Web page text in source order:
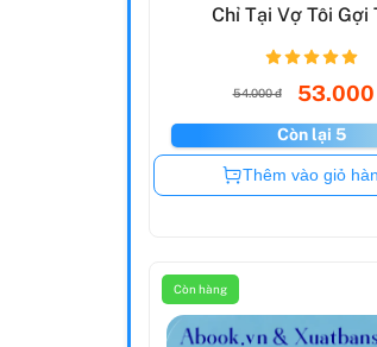
Chỉ Tại Vợ Tôi Gợi
54.000 đ 53.000
Còn lại 5
Còn hàng
Thêm vào giỏ
Còn hàng